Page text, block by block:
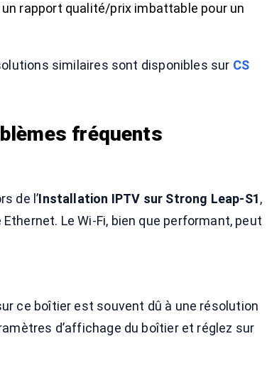
rapport qualité/prix imbattable pour un
similaires sont disponibles sur CS
fréquents
de l’Installation IPTV sur Strong Leap-S1,
Le Wi-Fi, bien que performant, peut
ce boîtier est souvent dû à une résolution
d’affichage du boîtier et réglez sur